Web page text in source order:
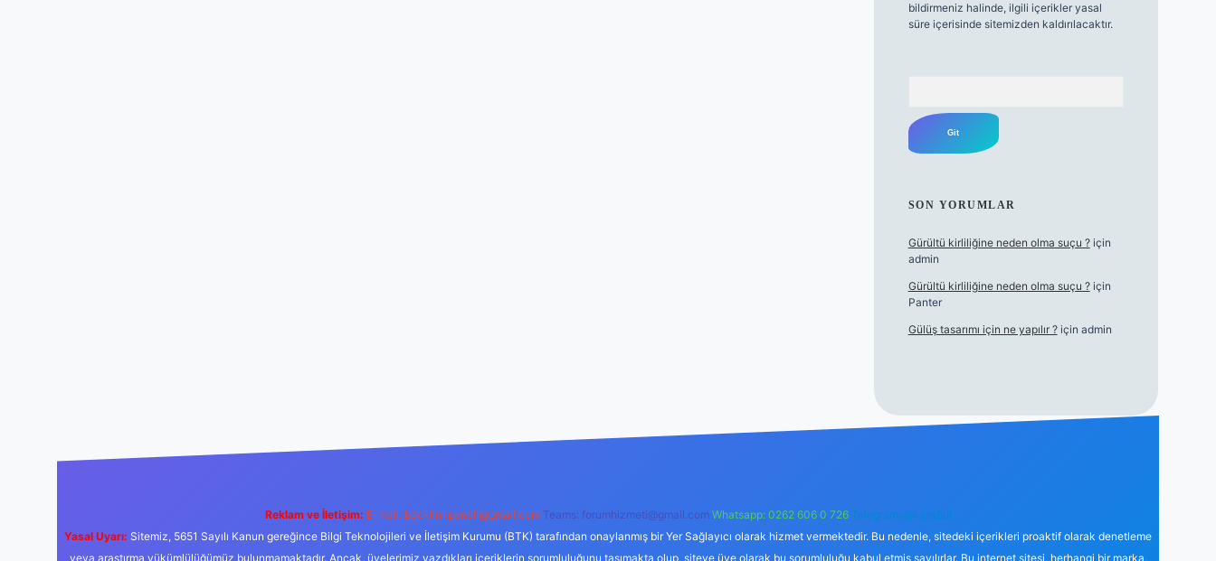
bildirmeniz halinde, ilgili içerikler yasal
süre içerisinde sitemizden kaldırılacaktır.
SON YORUMLAR
Gürültü kirliliğine neden olma suçu ?için
admin
Gürültü kirliliğine neden olma suçu ?için
Panter
Gülüş tasarımı için ne yapılır ?için admin
Reklam ve İletişim: E-mail: backlinkpaneli@gmail.com Teams: forumhizmeti@gmail.com Whatsapp: 0262 606 0 726 Telegram: @karabul
Yasal Uyarı: Sitemiz, 5651 Sayılı Kanun gereğince Bilgi Teknolojileri ve İletişim Kurumu (BTK) tarafından onaylanmış bir Yer Sağlayıcı olarak hizmet vermektedir. Bu nedenle, sitedeki içerikleri proaktif olarak denetleme
veya araştırma yükümlülüğümüz bulunmamaktadır. Ancak, üyelerimiz yazdıkları içeriklerin sorumluluğunu taşımakta olup, siteye üye olarak bu sorumluluğu kabul etmiş sayılırlar. Bu internet sitesi, herhangi bir marka,